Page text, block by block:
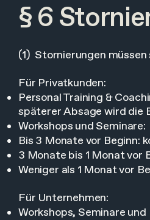
§ 6
(1) Stornierungen
Für Privatkunden:
Personal Training &
späterer Absage wird die
Workshops und Seminare:
Bis 3 Monate vor Beginn:
3 Monate bis 1 Monat vor
Weniger als 1 Monat vor
Für Unternehmen:
Workshops, Seminare und